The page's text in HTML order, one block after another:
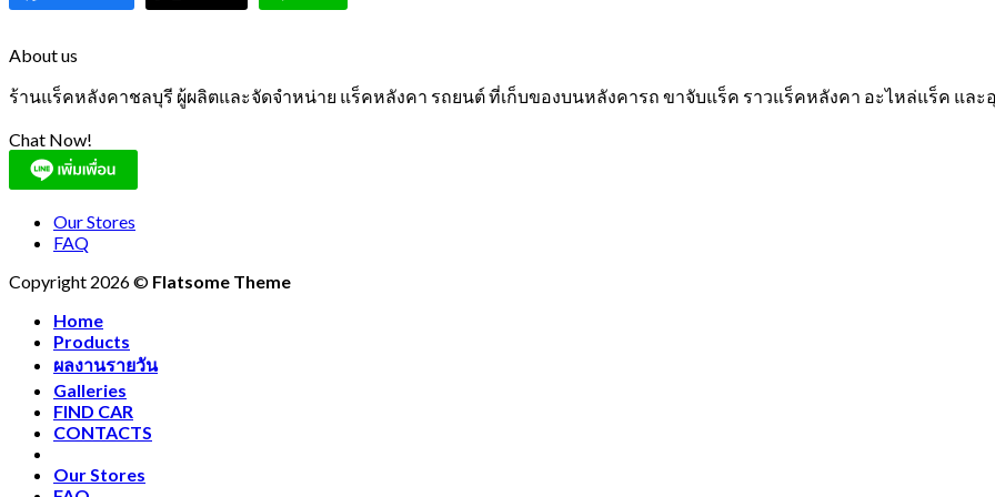
About us
ร้านแร็คหลังคาชลบุรี ผู้ผลิตและจัดจำหน่าย แร็คหลังคา รถยนต์ ที่เก็บของบนหลังคารถ ขาจับแร็ค ราวแร็คหลังคา อะไหล่แร็ค แล
Chat Now!
Our Stores
FAQ
Copyright 2026 © Flatsome Theme
Home
Products
ผลงานรายวัน
Galleries
FIND CAR
CONTACTS
Our Stores